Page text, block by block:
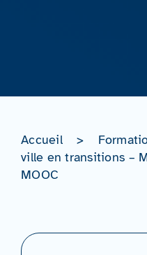
Accueil >
ville en transitions –
MOOC